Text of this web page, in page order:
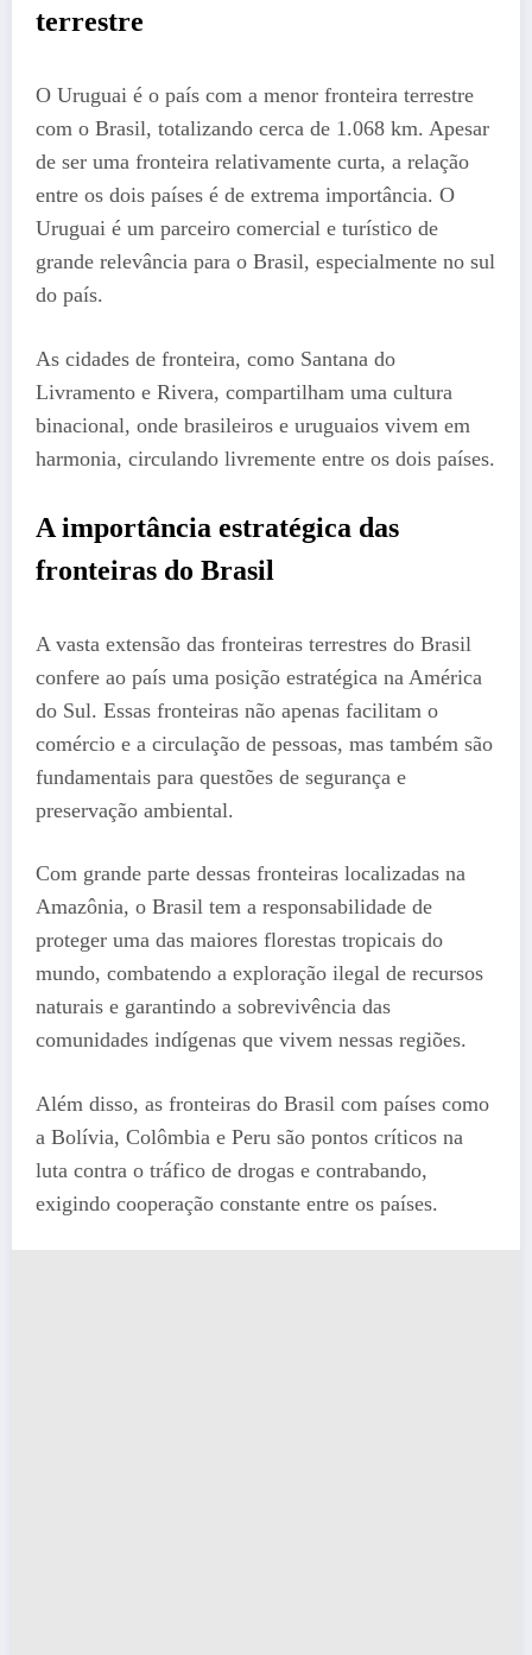
terrestre
O Uruguai é o país com a menor fronteira terrestre
com o Brasil, totalizando cerca de 1.068 km. Apesar
de ser uma fronteira relativamente curta, a relação
entre os dois países é de extrema importância. O
Uruguai é um parceiro comercial e turístico de
grande relevância para o Brasil, especialmente no sul
do país.
As cidades de fronteira, como Santana do
Livramento e Rivera, compartilham uma cultura
binacional, onde brasileiros e uruguaios vivem em
harmonia, circulando livremente entre os dois países.
A importância estratégica das
fronteiras do Brasil
A vasta extensão das fronteiras terrestres do Brasil
confere ao país uma posição estratégica na América
do Sul. Essas fronteiras não apenas facilitam o
comércio e a circulação de pessoas, mas também são
fundamentais para questões de segurança e
preservação ambiental.
Com grande parte dessas fronteiras localizadas na
Amazônia, o Brasil tem a responsabilidade de
proteger uma das maiores florestas tropicais do
mundo, combatendo a exploração ilegal de recursos
naturais e garantindo a sobrevivência das
comunidades indígenas que vivem nessas regiões.
Além disso, as fronteiras do Brasil com países como
a Bolívia, Colômbia e Peru são pontos críticos na
luta contra o tráfico de drogas e contrabando,
exigindo cooperação constante entre os países.